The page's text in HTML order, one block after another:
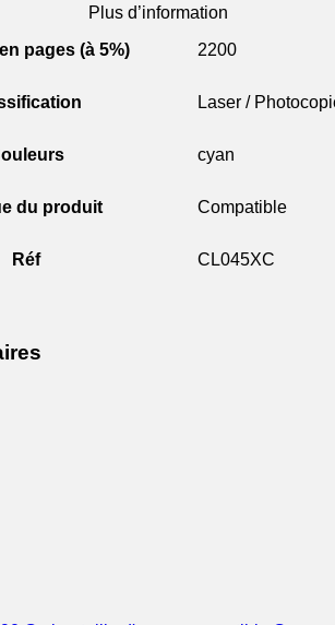
Plus d’information
pages (à 5%)
2200
Laser /
cyan
du produit Compatible
Réf CL045XC